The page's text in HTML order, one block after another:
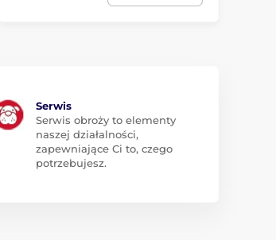
Serwis
Serwis obroży to elementy
naszej działalności,
zapewniające Ci to, czego
potrzebujesz.